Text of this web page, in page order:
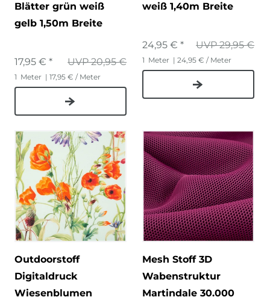
Blätter grün weiß
gelb 1,50m Breite
UVP 20,95 €
17,95 € *
1 Meter | 17,95 € / Meter
weiß 1,40m Breite
UVP 29,95 €
24,95 € *
1 Meter | 24,95 € / Meter
Outdoorstoff
Digitaldruck
Wiesenblumen
Mesh Stoff 3D
Wabenstruktur
Martindale 30.000